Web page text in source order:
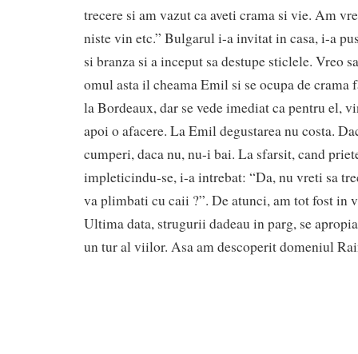
trecere si am vazut ca aveti crama si vie. Am
niste vin etc.” Bulgarul i-a invitat in casa, i-a
si branza si a inceput sa destupe sticlele. Vreo
omul asta il cheama Emil si se ocupa de
la Bordeaux, dar se vede imediat ca pentru el,
apoi o afacere. La Emil degustarea nu costa.
cumperi, daca nu, nu-i bai. La sfarsit, cand
impleticindu-se, i-a intrebat: “Da, nu vreti sa
va plimbati cu caii ?”. De atunci, am tot fost in
Ultima data, strugurii dadeau in parg, se
un tur al viilor. Asa am descoperit domeniul